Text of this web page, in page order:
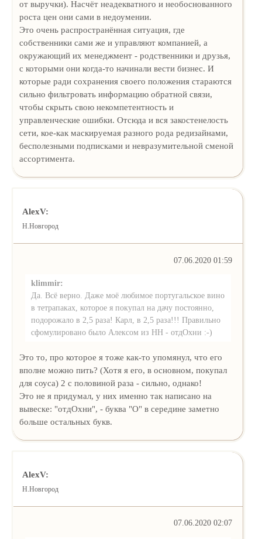
от выручки). Насчёт неадекватного и необоснованного
роста цен они сами в недоумении.
Это очень распространённая ситуация, где
собственники сами же и управляют компанией, а
окружающий их менеджмент - родственники и друзья,
с которыми они когда-то начинали вести бизнес. И
которые ради сохранения своего положения стараются
сильно фильтровать информацию обратной связи,
чтобы скрыть свою некомпетентность и
управленческие ошибки. Отсюда и вся закостенелость
сети, кое-как маскируемая разного рода редизайнами,
бесполезными подписками и невразумительной сменой
ассортимента.
AlexV:
Н.Новгород
07.06.2020 01:59
klimmir:
Да. Всё верно. Даже моё любимое португальское вино
в тетрапаках, которое я покупал на дачу постоянно,
подорожало в 2,5 раза! Карл, в 2,5 раза!!! Правильно
сфомулировано было Алексом из НН - отдОхни :-)
Это то, про которое я тоже как-то упомянул, что его
вполне можно пить? (Хотя я его, в основном, покупал
для соуса) 2 с половиной раза - сильно, однако!
Это не я придумал, у них именно так написано на
вывеске: "отдОхни", - буква "О" в середине заметно
больше остальных букв.
AlexV:
Н.Новгород
07.06.2020 02:07